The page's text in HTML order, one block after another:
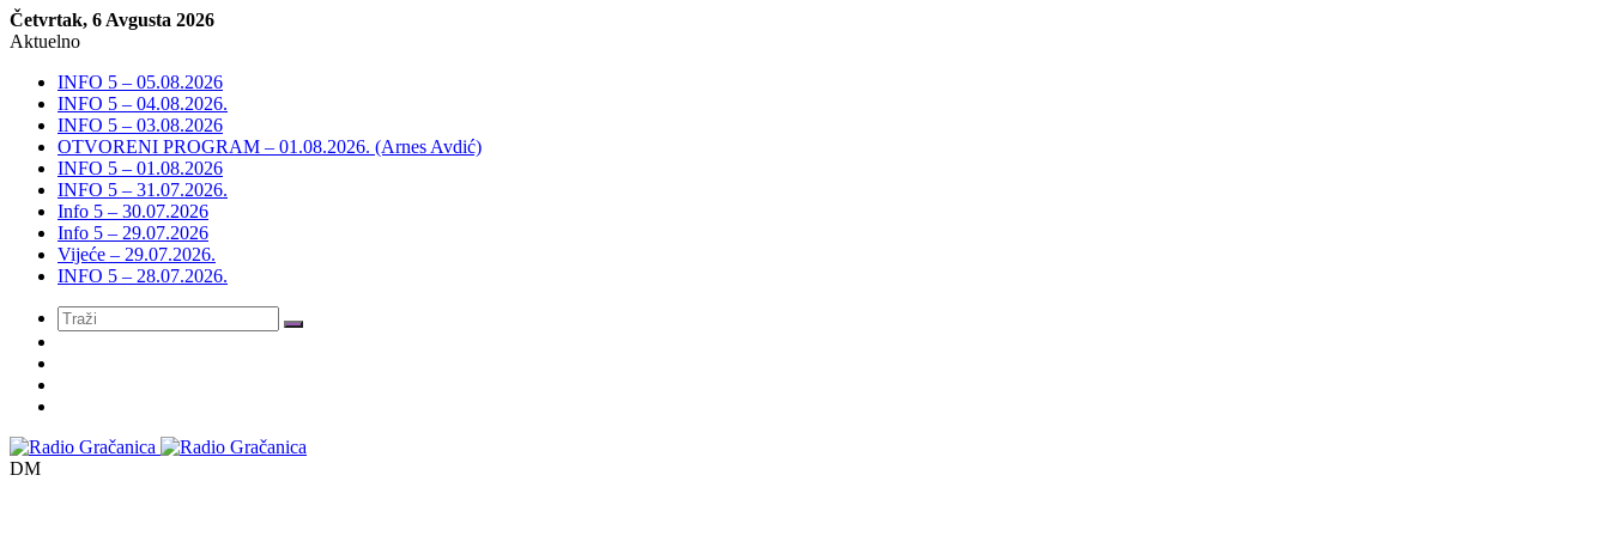
Četvrtak, 6 Avgusta 2026
Aktuelno
INFO 5 – 05.08.2026
INFO 5 – 04.08.2026.
INFO 5 – 03.08.2026
OTVORENI PROGRAM – 01.08.2026. (Arnes Avdić)
INFO 5 – 01.08.2026
INFO 5 – 31.07.2026.
Info 5 – 30.07.2026
Info 5 – 29.07.2026
Vijeće – 29.07.2026.
INFO 5 – 28.07.2026.
Meni
DM